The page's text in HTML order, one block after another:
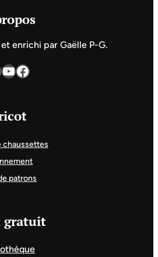
enrichi par Gaëlle P-G.
YouTube Facebook
chaussettes
patrons
gratuit